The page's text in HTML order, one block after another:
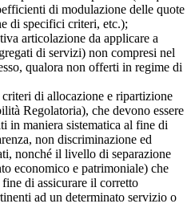
di modulazione delle quote
di specifici criteri, etc.);
articolazione da applicare a
di servizi) non compresi nel
qualora non offerti in regime di
di allocazione e ripartizione
Regolatoria), che devono essere
in maniera sistematica al fine di
non discriminazione ed
nonché il livello di separazione
economico e patrimoniale) che
di assicurare il corretto
ad un determinato servizio o